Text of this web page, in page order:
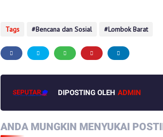
Tags Bencana dan Sosial Lombok Barat
DIPOSTING OLEH ADMIN
ANDA MUNGKIN MENYUKAI